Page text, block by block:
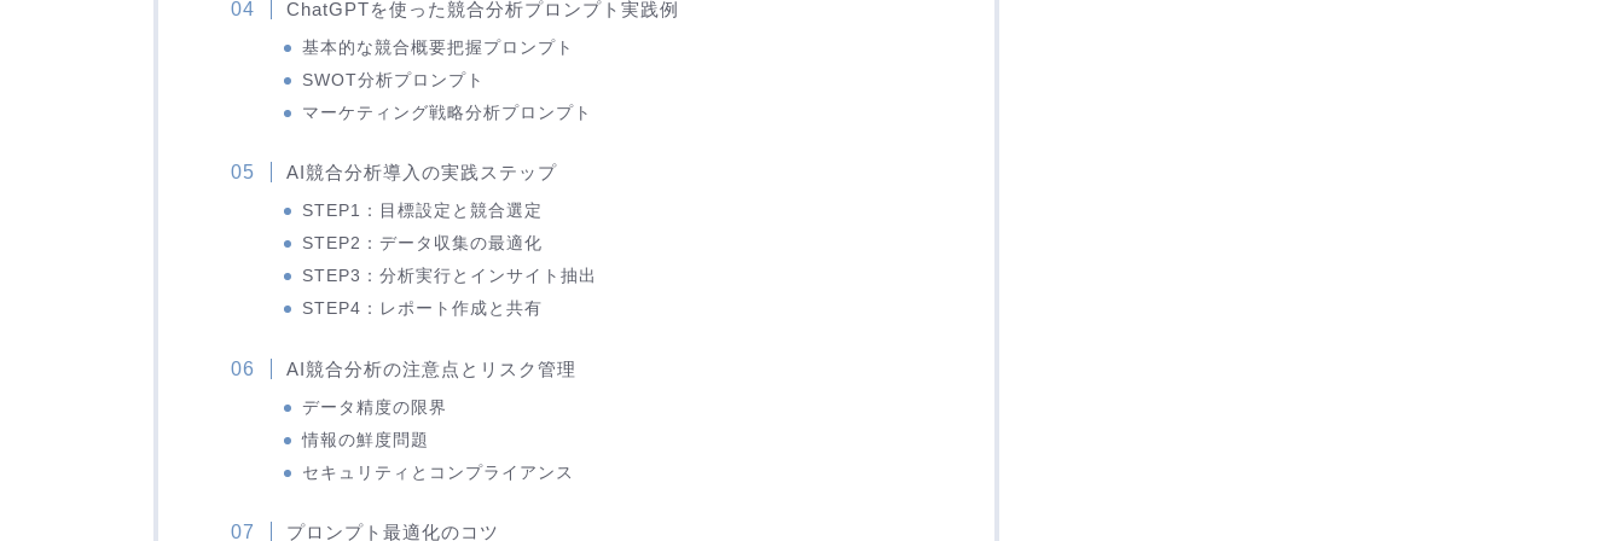
ChatGPTを使った競合分析プロンプト実践例
基本的な競合概要把握プロンプト
SWOT分析プロンプト
マーケティング戦略分析プロンプト
AI競合分析導入の実践ステップ
STEP1：目標設定と競合選定
STEP2：データ収集の最適化
STEP3：分析実行とインサイト抽出
STEP4：レポート作成と共有
AI競合分析の注意点とリスク管理
データ精度の限界
情報の鮮度問題
セキュリティとコンプライアンス
プロンプト最適化のコツ